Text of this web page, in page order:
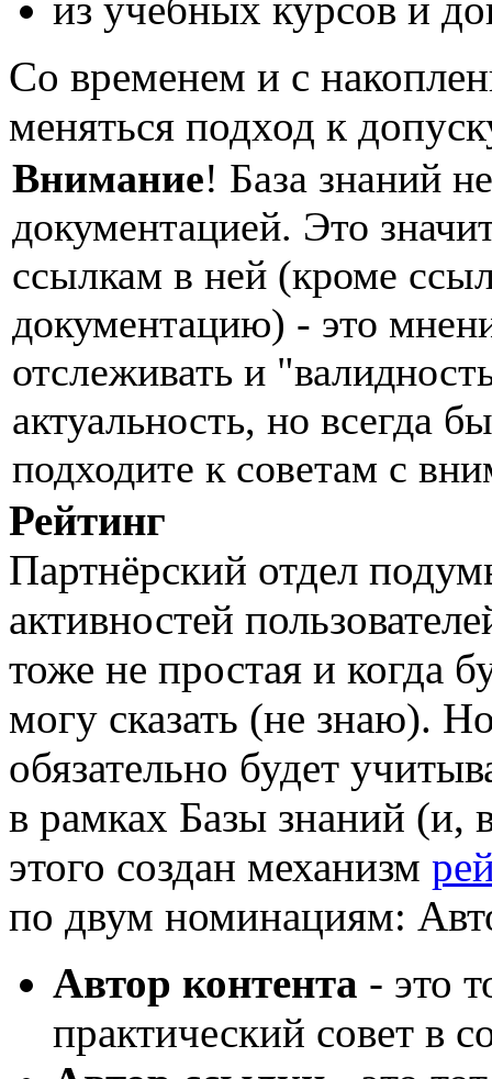
Со временем и с
меняться подход к
Внимание! База знаний
документацией. Это
ссылкам в ней (кроме
документацию) - это
отслеживать и
актуальность, но всегда
подходите к советам с
Рейтинг
Партнёрский отдел
активностей
тоже не простая и когда
могу сказать (не знаю).
обязательно будет
в рамках Базы знаний
этого создан механизм
по двум номинациям:
Автор контента - это
практический совет в